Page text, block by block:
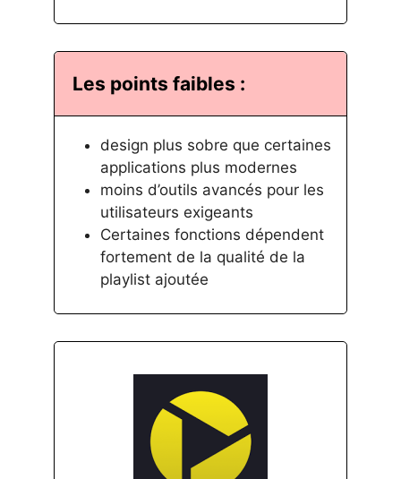
Les points faibles :
design plus sobre que certaines
applications plus modernes
moins d’outils avancés pour les
utilisateurs exigeants
Certaines fonctions dépendent
fortement de la qualité de la
playlist ajoutée